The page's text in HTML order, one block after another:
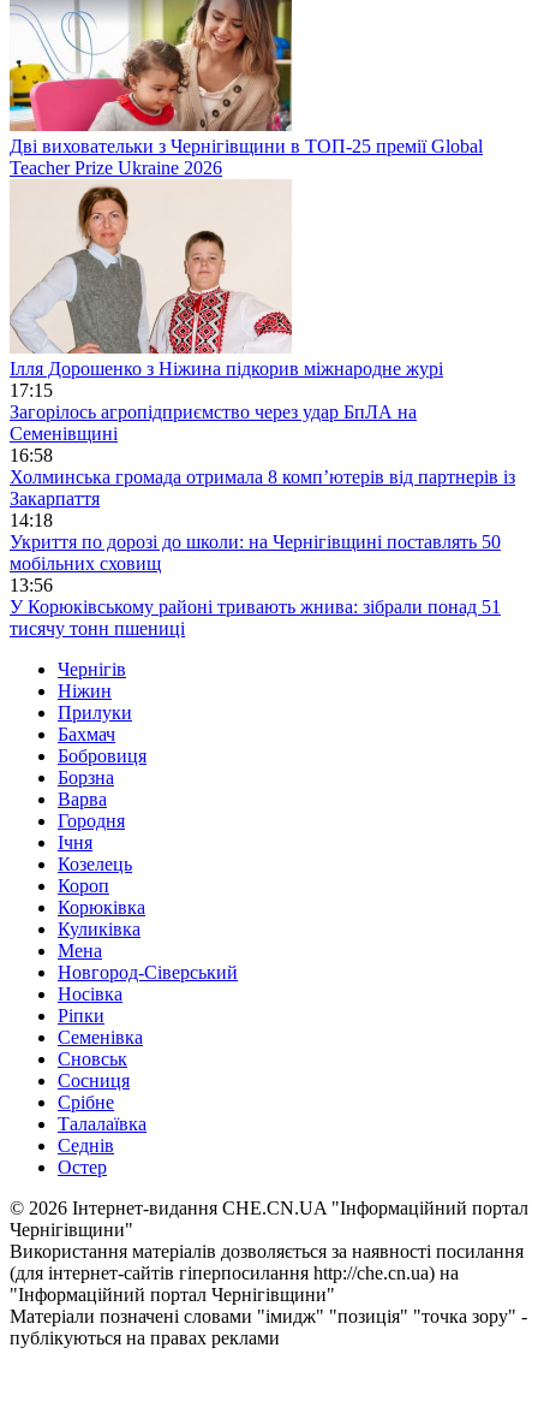
Дві виховательки з Чернігівщини в ТОП-25 премії Global
Teacher Prize Ukraine 2026
Ілля Дорошенко з Ніжина підкорив міжнародне журі
17:15
Загорілось агропідприємство через удар БпЛА на
Семенівщині
16:58
Холминська громада отримала 8 комп’ютерів від партнерів із
Закарпаття
14:18
Укриття по дорозі до школи: на Чернігівщині поставлять 50
мобільних сховищ
13:56
У Корюківському районі тривають жнива: зібрали понад 51
тисячу тонн пшениці
Чернігів
Ніжин
Прилуки
Бахмач
Бобровиця
Борзна
Варва
Городня
Ічня
Козелець
Короп
Корюківка
Куликівка
Мена
Новгород-Сіверський
Носівка
Ріпки
Семенівка
Сновськ
Сосниця
Срібне
Талалаївка
Седнів
Остер
© 2026 Інтернет-видання CHE.CN.UA "Інформаційний портал
Чернiгiвщини"
Використання матеріалів дозволяється за наявності посилання
(для інтернет-сайтів гіперпосилання http://che.cn.ua) на
"Інформаційний портал Чернiгiвщини"
Матеріали позначені словами "імидж" "позиція" "точка зору" -
публікуються на правах реклами